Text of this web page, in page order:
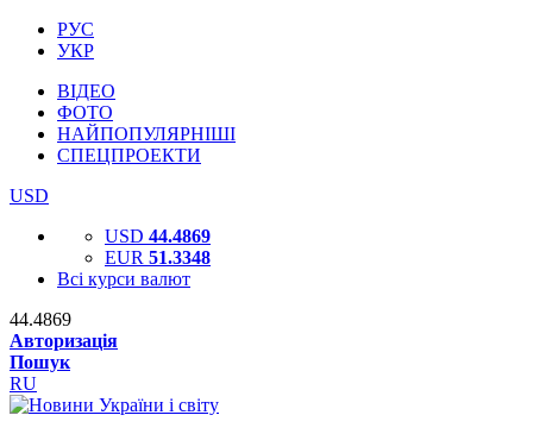
РУС
УКР
ВІДЕО
ФОТО
НАЙПОПУЛЯРНІШІ
СПЕЦПРОЕКТИ
USD
USD 44.4869
EUR 51.3348
Всі курси валют
44.4869
Авторизація
Пошук
RU